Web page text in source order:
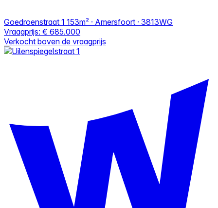
Goedroenstraat 1 153m² · Amersfoort · 3813WG
Vraagprijs: € 685.000
Verkocht boven de vraagprijs